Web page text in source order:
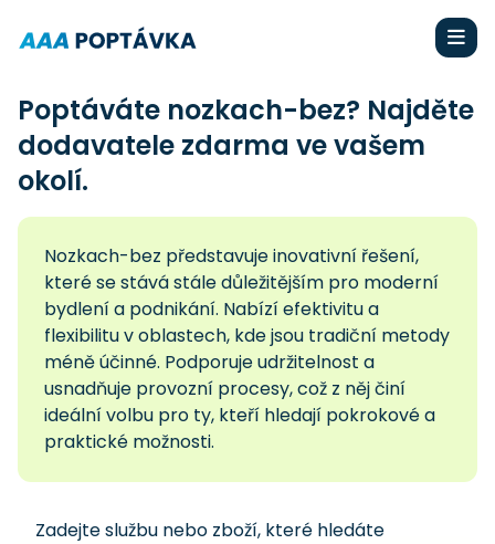
Poptáváte nozkach-bez? Najděte
dodavatele zdarma ve vašem
okolí.
Nozkach-bez představuje inovativní řešení,
které se stává stále důležitějším pro moderní
bydlení a podnikání. Nabízí efektivitu a
flexibilitu v oblastech, kde jsou tradiční metody
méně účinné. Podporuje udržitelnost a
usnadňuje provozní procesy, což z něj činí
ideální volbu pro ty, kteří hledají pokrokové a
praktické možnosti.
Zadejte službu nebo zboží, které hledáte